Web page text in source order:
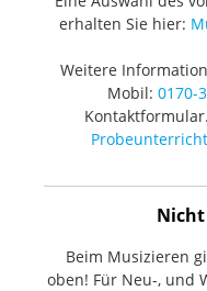
erhalten Sie hier:
Weitere
Mobil: 0170-
Kontaktformular.
Beim Musizieren
oben! Für Neu-, und